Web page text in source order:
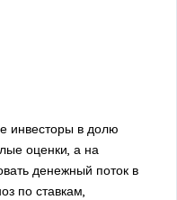
инвесторы в долю
оценки, а на
денежный поток в
по ставкам,